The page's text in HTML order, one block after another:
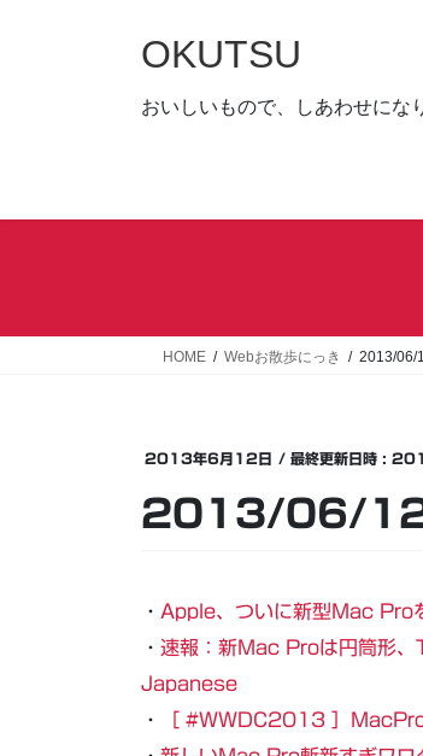
キ
に
OKUTSU
おいしいもので、しあわせにな
HOME Webお散歩にっき 2013/06/
2013年6月12日 / 最終更新日時 :
2013/06/
・ Apple、ついに新型Mac
・ 速報：新Mac Proは円筒形
Japanese
・
［ #WWDC2013 ］MacPro